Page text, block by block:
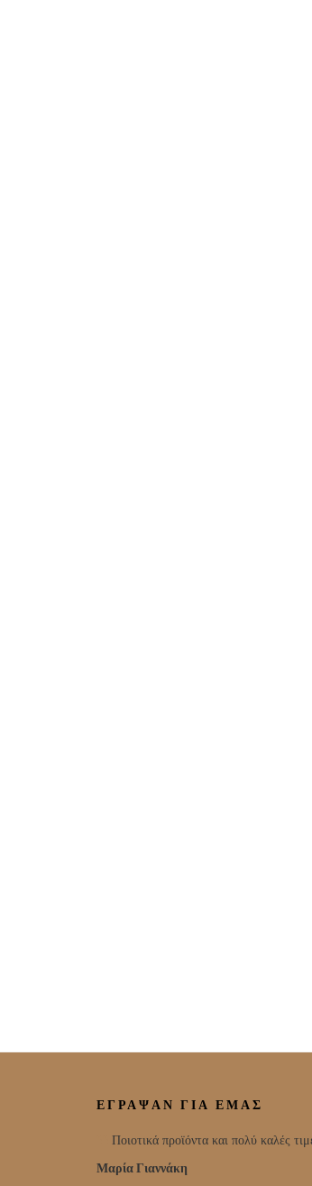
ΕΓΡΑΨΑΝ ΓΙΑ ΕΜΑΣ
Ποιοτικά προϊόντα και πολύ καλές
Μαρία Γιαννάκη